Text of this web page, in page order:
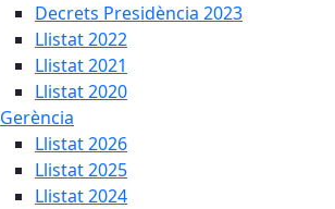
Decrets Presidència 2023
Llistat 2022
Llistat 2021
Llistat 2020
Gerència
Llistat 2026
Llistat 2025
Llistat 2024